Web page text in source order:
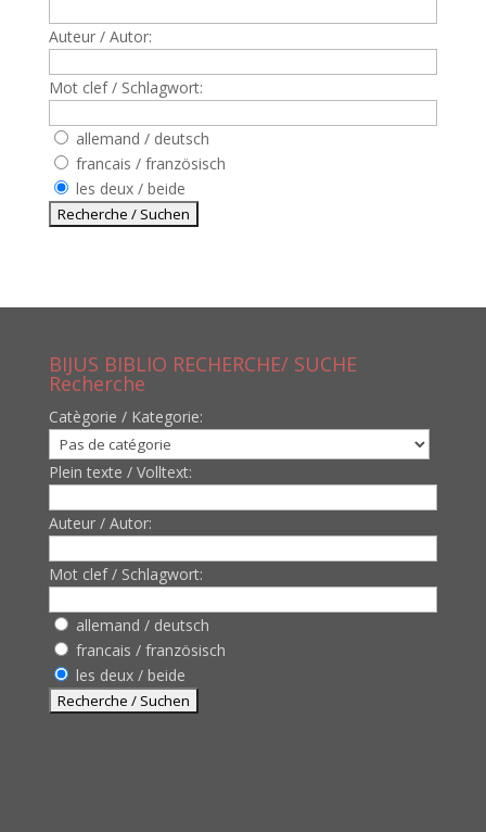
Auteur / Autor:
Mot clef / Schlagwort:
allemand / deutsch
francais / französisch
les deux / beide
BIJUS BIBLIO RECHERCHE/ SUCHE
Recherche
Catègorie / Kategorie:
Plein texte / Volltext:
Auteur / Autor:
Mot clef / Schlagwort:
allemand / deutsch
francais / französisch
les deux / beide